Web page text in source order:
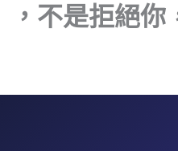
，不是拒絕你